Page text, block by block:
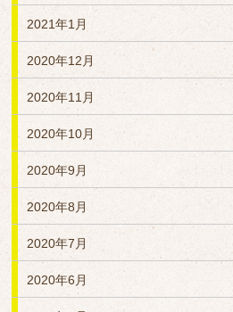
2021年1月
2020年12月
2020年11月
2020年10月
2020年9月
2020年8月
2020年7月
2020年6月